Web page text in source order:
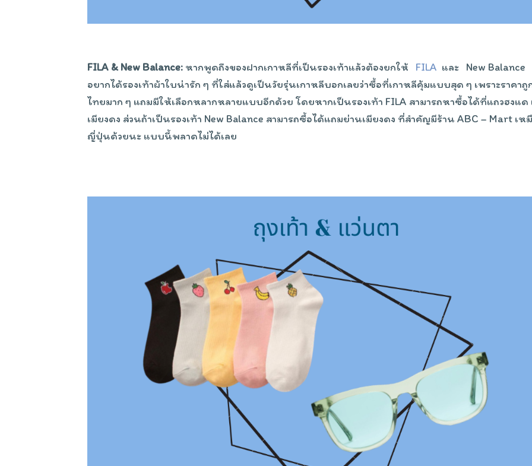
FILA & New Balance: หากพูดถึงของฝากเกาหลีที่เป็นรองเท้าแล้วต้องยกให้ FILA และ New Balance
อยากได้รองเท้าผ้าใบน่ารัก ๆ ที่ใส่แล้วดูเป็นวัยรุ่นเกาหลีบอกเลยว่าซื้อที่เกาหลีคุ้มแบบสุด ๆ เพราะราคาถู
ไทยมาก ๆ แถมมีให้เลือกหลากหลายแบบอีกด้วย โดยหากเป็นรองเท้า FILA สามารถหาซื้อได้ที่แถวฮงแด
เมียงดง ส่วนถ้าเป็นรองเท้า New Balance สามารถซื้อได้แถมย่านเมียงดง ที่สำคัญมีร้าน ABC – Mart เ
ญี่ปุ่นด้วยนะ แบบนี้พลาดไม่ได้เลย